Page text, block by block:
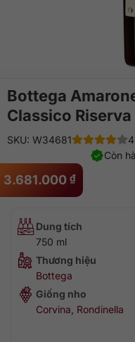
Bottega
Classico
3.681.000 ₫
SKU: W34681
Còn
Dung tích
750 ml
Thương hiệu
Bottega
Giống nho
Corvina Rondinella